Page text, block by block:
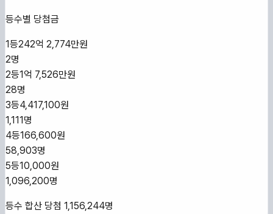
등수별 당첨금
1등242억 2,774만원
2명
2등1억 7,526만원
28명
3등4,417,100원
1,111명
4등166,600원
58,903명
5등10,000원
1,096,200명
등수 합산 당첨 1,156,244명